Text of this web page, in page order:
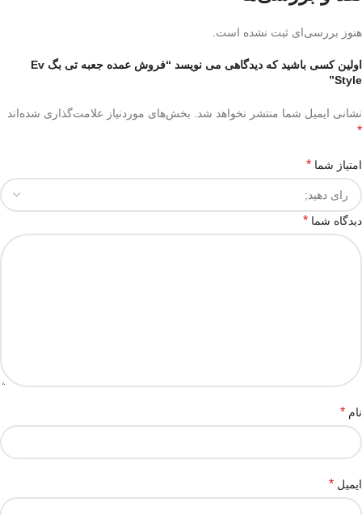
هنوز بررسی‌ای ثبت نشده است.
اولین کسی باشید که دیدگاهی می نویسد “فروش عمده جعبه تی بگ Ev
Style”
نشانی ایمیل شما منتشر نخواهد شد. بخش‌های موردنیاز علامت‌گذاری شده‌اند
*
امتیاز شما *
دیدگاه شما *
نام *
ایمیل *